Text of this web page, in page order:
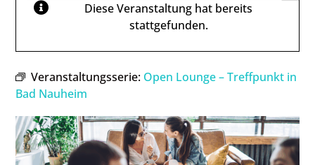
Diese Veranstaltung hat bereits
stattgefunden.
Veranstaltungsserie: Open Lounge – Treffpunkt in
Bad Nauheim